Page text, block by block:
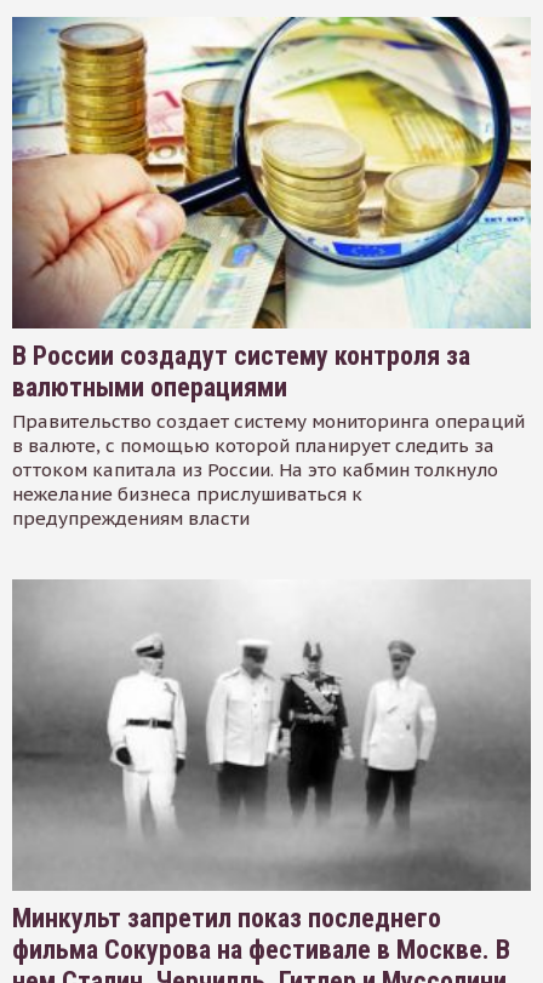
В России создадут систему контроля за
валютными операциями
Правительство создает систему мониторинга операций
в валюте, с помощью которой планирует следить за
оттоком капитала из России. На это кабмин толкнуло
нежелание бизнеса прислушиваться к
предупреждениям власти
Минкульт запретил показ последнего
фильма Сокурова на фестивале в Москве. В